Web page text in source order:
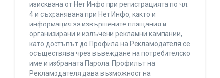
изисквана от Нет Инфо при регистрацията по чл.
4 и съхранявана при Нет Инфо, както и
информация за извършените плащания и
организирани и излъчени рекламни кампании,
като достъпът до Профила на Рекламодателя се
осъществява чрез въвеждане на потребителско
име и избраната Парола. Профилът на
Рекламодателя дава възможност на